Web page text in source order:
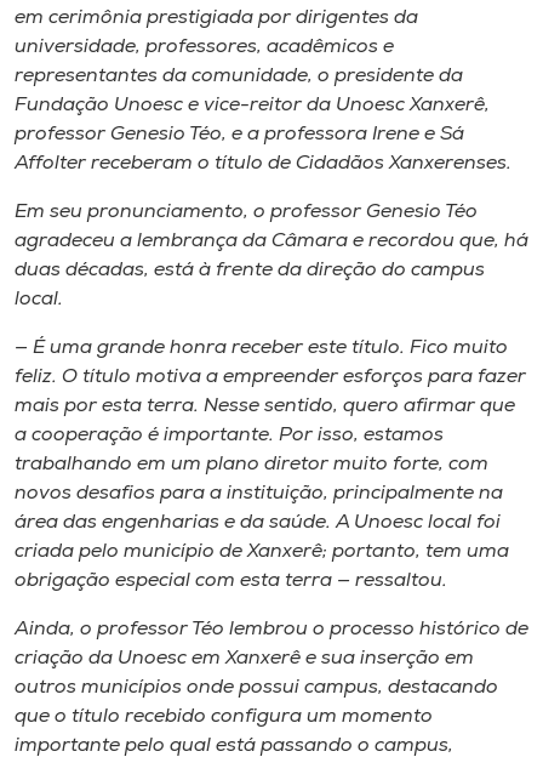
Selecione
o idioma
em cerimônia prestigiada por dirigentes da
universidade, professores, acadêmicos e
representantes da comunidade, o presidente da
Fundação Unoesc e vice-reitor da Unoesc Xanxerê,
professor Genesio Téo, e a professora Irene e Sá
Affolter receberam o título de Cidadãos Xanxerenses.
Em seu pronunciamento, o professor Genesio Téo
agradeceu a lembrança da Câmara e recordou que, há
duas décadas, está à frente da direção do campus
local.
— É uma grande honra receber este título. Fico muito
feliz. O título motiva a empreender esforços para fazer
mais por esta terra. Nesse sentido, quero afirmar que
a cooperação é importante. Por isso, estamos
trabalhando em um plano diretor muito forte, com
novos desafios para a instituição, principalmente na
área das engenharias e da saúde. A Unoesc local foi
criada pelo município de Xanxerê; portanto, tem uma
obrigação especial com esta terra — ressaltou.
Ainda, o professor Téo lembrou o processo histórico de
criação da Unoesc em Xanxerê e sua inserção em
outros municípios onde possui campus, destacando
que o título recebido configura um momento
importante pelo qual está passando o campus,